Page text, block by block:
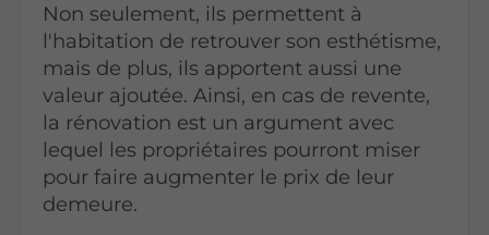
Non seulement, ils permettent à
l'habitation de retrouver son esthétisme,
mais de plus, ils apportent aussi une
valeur ajoutée. Ainsi, en cas de revente,
la rénovation est un argument avec
lequel les propriétaires pourront miser
pour faire augmenter le prix de leur
demeure.